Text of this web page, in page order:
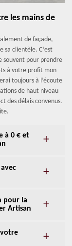
les mains de
de façade,
sa clientèle. C’est
souvent pour prendre
à votre profit mon
toujours à l’écoute
de haut niveau
des délais convenus.
à 0 € et
pour la
Artisan
votre